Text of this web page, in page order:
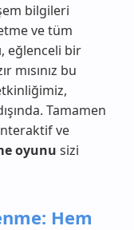
bilgileri
ve tüm
eğlenceli bir
mısınız bu
Tamamen
ve
oyunu sizi
Hem